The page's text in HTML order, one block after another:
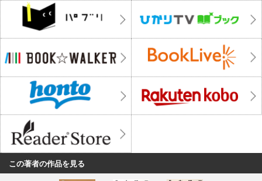
この著者の作品を見る